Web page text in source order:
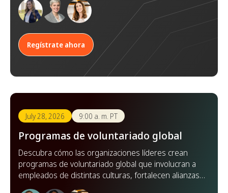
compartidos.
Regístrate ahora
July 28, 2026 9:00 a. m. PT
Programas de voluntariado global
Descubra cómo las organizaciones líderes crean
programas de voluntariado global que involucran a
empleados de distintas culturas, fortalecen alianzas y
amplían su impacto en todo el mundo.